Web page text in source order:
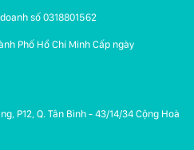
số 0318801562
Phố Hồ Chí Minh Cấp ngày
P12, Q. Tân Bình - 43/14/34 Cộng Hoà